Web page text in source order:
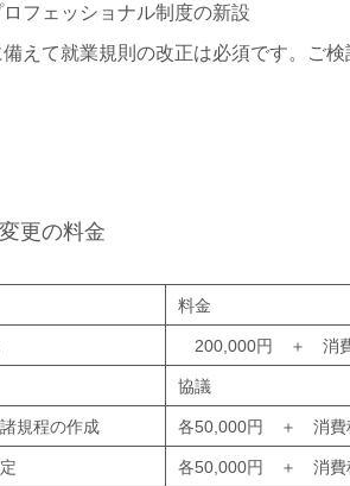
ェッショナル制度の新設
えて就業規則の改正は必須です。ご
更の料金
料金
200,000円 ＋ 消
協議
規程の作成 各50,000円 ＋ 消費
各50,000円 ＋ 消費